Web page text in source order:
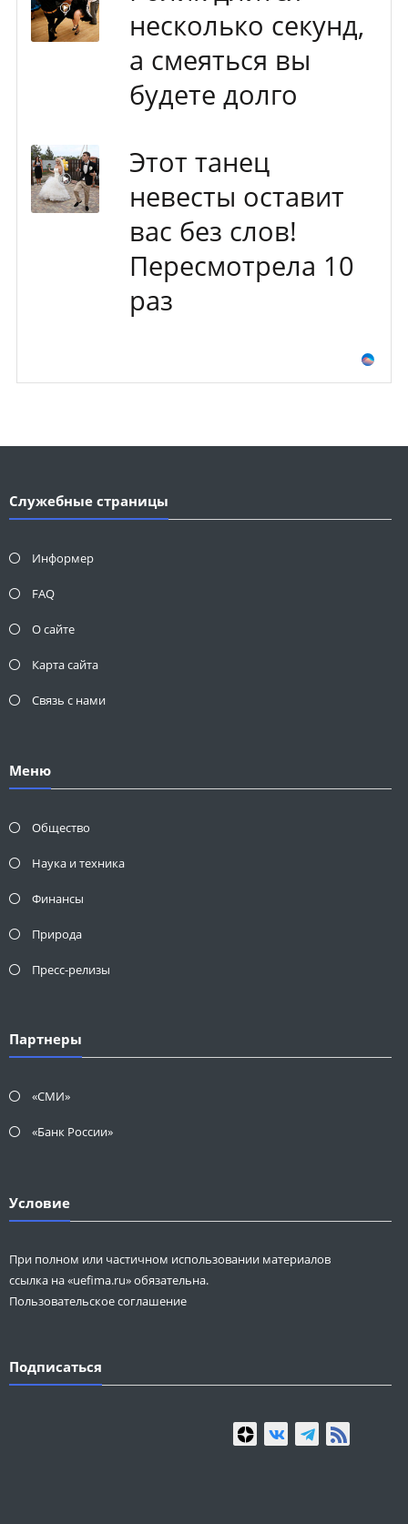
несколько секунд,
а смеяться вы
будете долго
Этот танец
невесты оставит
вас без слов!
Пересмотрела 10
раз
Служебные страницы
Информер
FAQ
О сайте
Карта сайта
Связь с нами
Меню
Общество
Наука и техника
Финансы
Природа
Пресс-релизы
Партнеры
«СМИ»
«Банк России»
Условие
При полном или частичном использовании материалов
ссылка на «uefima.ru» обязательна.
Пользовательское соглашение
Подписаться